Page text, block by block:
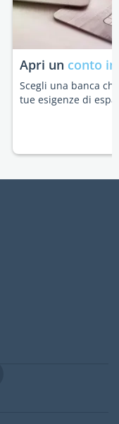
Apri un conto
Scegli una banca
tue esigenze di